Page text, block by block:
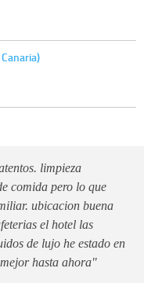
limpieza
comida pero lo que
ubicacion buena
el hotel las
de lujo he estado en
mejor hasta ahora"